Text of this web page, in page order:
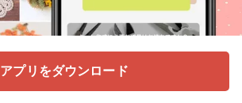
アプリをダウンロード